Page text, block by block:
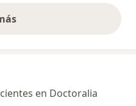
opiniones anteriores
en Doctoralia